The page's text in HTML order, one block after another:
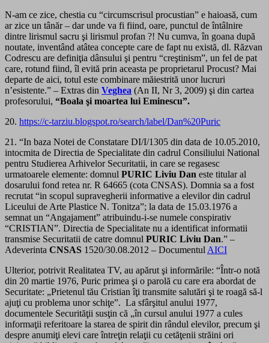
N-am ce zice, chestia cu “circumscrisul procustian” e haioasă, cum
ar zice un tânăr – dar unde va fi fiind, oare, punctul de întâlnire
dintre lirismul sacru şi lirismul profan ?! Nu cumva, în goana după
noutate, inventând atâtea concepte care de fapt nu există, dl. Răzvan
Codrescu are definiţia dânsului şi pentru “creştinism”, un fel de pat
care, rotund fiind, îl evită prin aceasta pe proprietarul Procust? Mai
departe de aici, totul este combinare măiestrită unor lucruri
n’esistente.” – Extras din Veghea (An II, Nr 3, 2009) şi din cartea
profesorului, “Boala şi moartea lui Eminescu”.
20. https://c-tarziu.blogspot.ro/search/label/Dan%20Puric
21. “In baza Notei de Constatare DI/I/1305 din data de 10.05.2010,
intocmita de Directia de Specialitate din cadrul Consiliului National
pentru Studierea Arhivelor Securitatii, in care se regasesc
urmatoarele elemente: domnul PURIC Liviu Dan este titular al
dosarului fond retea nr. R 64665 (cota CNSAS). Domnia sa a fost
recrutat “in scopul supravegherii informative a elevilor din cadrul
Liceului de Arte Plastice N. Tonitza”; la data de 15.03.1976 a
semnat un “Angajament” atribuindu-i-se numele conspirativ
“CRISTIAN”. Directia de Specialitate nu a identificat informatii
transmise Securitatii de catre domnul PURIC Liviu Dan.” –
Adeverinta CNSAS 1520/30.08.2012 – Documentul AICI
Ulterior, potrivit Realitatea TV, au apărut şi informările: “Într-o notă
din 20 martie 1976, Puric primea şi o parolă cu care era abordat de
Securitate: „Prietenul tău Cristian îţi transmite salutări şi te roagă să-l
ajuţi cu problema unor schiţe”. La sfârşitul anului 1977,
documentele Securităţii susţin că „în cursul anului 1977 a cules
informaţii referitoare la starea de spirit din rândul elevilor, precum şi
despre anumiţi elevi care întreţin relaţii cu cetăţenii străini ori